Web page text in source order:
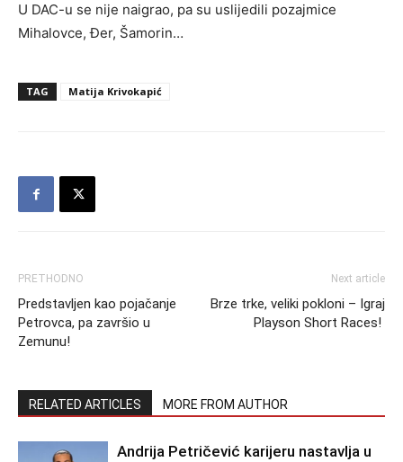
U DAC-u se nije naigrao, pa su uslijedili pozajmice
Mihalovce, Đer, Šamorin…
TAG Matija Krivokapić
PRETHODNO
Predstavljen kao pojačanje
Petrovca, pa završio u
Zemunu!
Next article
Brze trke, veliki pokloni – Igraj
Playson Short Races!
RELATED ARTICLES MORE FROM AUTHOR
Andrija Petričević karijeru nastavlja u